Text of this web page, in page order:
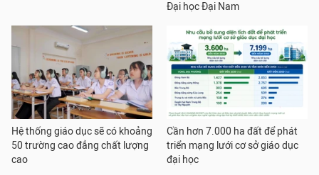
Đại học Đại Nam
Hệ thống giáo dục sẽ có khoảng
50 trường cao đẳng chất lượng
cao
Cần hơn 7.000 ha đất để phát
triển mạng lưới cơ sở giáo dục
đại học